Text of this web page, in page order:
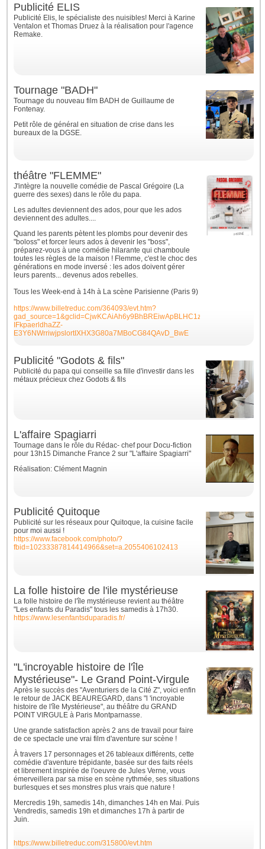
Publicité ELIS
Publicité Elis, le spécialiste des nuisibles! Merci à Karine
Ventalon et Thomas Druez à la réalisation pour l'agence
Remake.
Tournage "BADH"
Tournage du nouveau film BADH de Guillaume de
Fontenay.
Petit rôle de général en situation de crise dans les
bureaux de la DGSE.
théâtre "FLEMME"
J'intègre la nouvelle comédie de Pascal Grégoire (La
guerre des sexes) dans le rôle du papa.
Les adultes deviennent des ados, pour que les ados
deviennent des adultes....
Quand les parents pètent les plombs pour devenir des
"boloss" et forcer leurs ados à devenir les "boss",
préparez-vous à une comédie hilarante qui chamboule
toutes les règles de la maison ! Flemme, c'est le choc des
générations en mode inversé : les ados doivent gérer
leurs parents... devenus ados rebelles.
Tous les Week-end à 14h à La scène Parisienne (Paris 9)
https://www.billetreduc.com/364093/evt.htm?
gad_source=1&gclid=CjwKCAiAh6y9BhBREiwApBLHC1zp7WijEQ-
IFkpaerldhaZZ-
E3Y6NWrriwjpslortIXHX3G80a7MBoCG84QAvD_BwE
Publicité "Godots & fils"
Publicité du papa qui conseille sa fille d'investir dans les
métaux précieux chez Godots & fils
L'affaire Spagiarri
Tournage dans le rôle du Rédac- chef pour Docu-fiction
pour 13h15 Dimanche France 2 sur "L'affaire Spagiarri"
Réalisation: Clément Magnin
Publicité Quitoque
Publicité sur les réseaux pour Quitoque, la cuisine facile
pour moi aussi !
https://www.facebook.com/photo/?
fbid=10233387814414966&set=a.2055406102413
La folle histoire de l'ile mystérieuse
La folle histoire de l'île mystérieuse revient au théâtre
"Les enfants du Paradis" tous les samedis à 17h30.
https://www.lesenfantsduparadis.fr/
"L'incroyable histoire de l'île
Mystérieuse"- Le Grand Point-Virgule
Après le succès des "Aventuriers de la Cité Z", voici enfin
le retour de JACK BEAUREGARD, dans "l 'incroyable
histoire de l'île Mystérieuse", au théâtre du GRAND
POINT VIRGULE à Paris Montparnasse.
Une grande satisfaction après 2 ans de travail pour faire
de ce spectacle une vrai film d'aventure sur scène !
À travers 17 personnages et 26 tableaux différents, cette
comédie d'aventure trépidante, basée sur des faits réels
et librement inspirée de l'oeuvre de Jules Verne, vous
émerveillera par sa mise en scène rythmée, ses situations
burlesques et ses monstres plus vrais que nature !
Mercredis 19h, samedis 14h, dimanches 14h en Mai. Puis
Vendredis, samedis 19h et dimanches 17h à partir de
Juin.
https://www.billetreduc.com/315800/evt.htm